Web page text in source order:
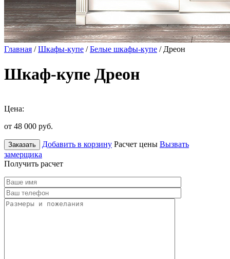
Главная /Шкафы-купе /Белые шкафы-купе / Дреон
Шкаф-купе Дреон
Цена:
от 48 000 руб.
Заказать Добавить в корзину Расчет цены Вызвать
замерщика
Получить расчет